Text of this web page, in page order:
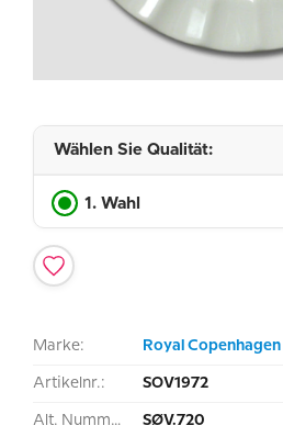
Wählen Sie Qualität:
1. Wahl
Marke: Royal Copenhagen
Artikelnr.: SOV1972
Alt. Nummer: SØV.720